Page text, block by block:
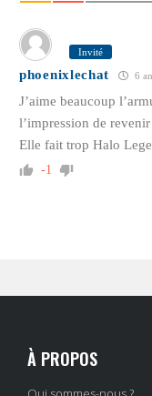
Invité
phoenixlechat 6
J’aime beaucoup
l’impression de
Elle fait trop Halo
-1
À PROPOS